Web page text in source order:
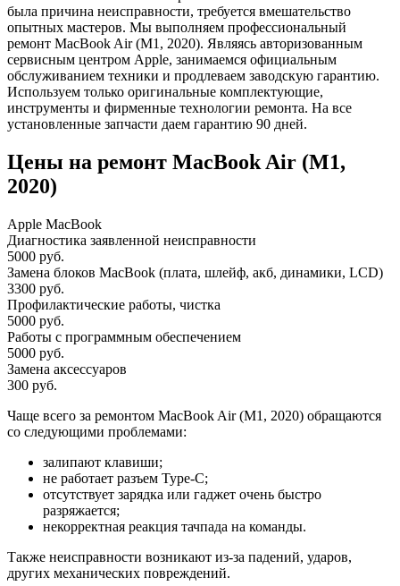
была причина неисправности, требуется вмешательство
опытных мастеров. Мы выполняем профессиональный
ремонт MacBook Air (M1, 2020). Являясь авторизованным
сервисным центром Apple, занимаемся официальным
обслуживанием техники и продлеваем заводскую гарантию.
Используем только оригинальные комплектующие,
инструменты и фирменные технологии ремонта. На все
установленные запчасти даем гарантию 90 дней.
Цены на ремонт MacBook Air (M1,
2020)
Apple MacBook
Диагностика заявленной неисправности
5000 руб.
Замена блоков MacBook (плата, шлейф, акб, динамики, LCD)
3300 руб.
Профилактические работы, чистка
5000 руб.
Работы с программным обеспечением
5000 руб.
Замена аксессуаров
300 руб.
Чаще всего за ремонтом MacBook Air (M1, 2020) обращаются
со следующими проблемами:
залипают клавиши;
не работает разъем Type-С;
отсутствует зарядка или гаджет очень быстро
разряжается;
некорректная реакция тачпада на команды.
Также неисправности возникают из-за падений, ударов,
других механических повреждений.